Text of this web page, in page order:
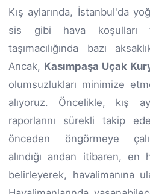
Kış aylarında, İstanbul'da
sis gibi hava koşulları
taşımacılığında bazı
Ancak, Kasımpaşa Uçak
olumsuzlukları minimize
alıyoruz. Öncelikle, kış
raporlarını sürekli takip
önceden öngörmeye
alındığı andan itibaren, en
belirleyerek, havalimanına